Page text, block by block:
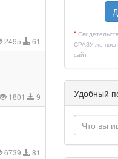
2495 61
1801 9
6739 81
*
СРАЗУ же
сайт
Удобный